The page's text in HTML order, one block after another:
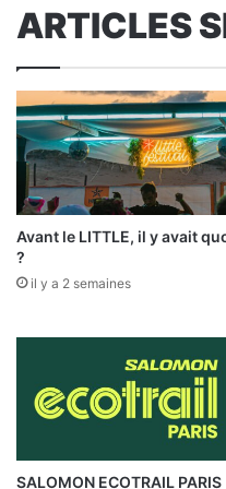
ARTICLES
Avant le LITTLE, il y avait
?
il y a 2 semaines
SALOMON ECOTRAIL PARIS